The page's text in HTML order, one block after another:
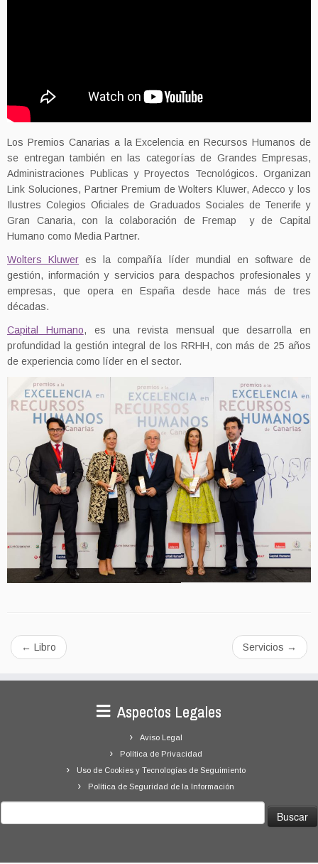
Los Premios Canarias a la Excelencia en Recursos Humanos de
se entregan también en las categorías de Grandes Empresas,
Administraciones Publicas y Proyectos Tecnológicos. Organizan
Link Soluciones, Partner Premium de Wolters Kluwer, Adecco y los
Ilustres Colegios Oficiales de Graduados Sociales de Tenerife y
Gran Canaria, con la colaboración de Fremap y de Capital
Humano como Media Partner.
Wolters Kluwer es la compañía líder mundial en software de
gestión, información y servicios para despachos profesionales y
empresas, que opera en España desde hace más de tres
décadas.
Capital Humano, es una revista mensual que desarrolla en
profundidad la gestión integral de los RRHH, con más de 25 años
de experiencia como líder en el sector.
← Libro Servicios →
Aspectos Legales
Aviso Legal
Política de Privacidad
Uso de Cookies y Tecnologías de Seguimiento
Política de Seguridad de la Información